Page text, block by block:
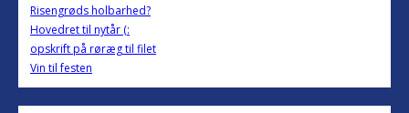
Risengrøds holbarhed?
Hovedret til nytår (:
opskrift på røræg til filet
Vin til festen